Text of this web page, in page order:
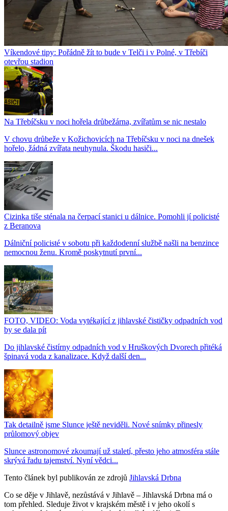
Víkendové tipy: Pořádně žít to bude v Telči i v Polné, v Třebíči
otevřou stadion
Na Třebíčsku v noci hořela drůbežárna, zvířatům se nic nestalo
V chovu drůbeže v Kožichovicích na Třebíčsku v noci na dnešek
hořelo, žádná zvířata neuhynula. Škodu hasiči...
Cizinka tiše sténala na čerpací stanici u dálnice. Pomohli jí policisté
z Beranova
Dálniční policisté v sobotu při každodenní službě našli na benzince
nemocnou ženu. Kromě poskytnutí první...
FOTO, VIDEO: Voda vytékající z jihlavské čističky odpadních vod
by se dala pít
Do jihlavské čistírny odpadních vod v Hruškových Dvorech přitéká
špinavá voda z kanalizace. Když další den...
Tak detailně jsme Slunce ještě neviděli. Nové snímky přinesly
průlomový objev
Slunce astronomové zkoumají už staletí, přesto jeho atmosféra stále
skrývá řadu tajemství. Nyní vědci...
Tento článek byl publikován ze zdrojů Jihlavská Drbna
Co se děje v Jihlavě, nezůstává v Jihlavě – Jihlavská Drbna má o
tom přehled. Sleduje život v krajském městě i v jeho okolí s